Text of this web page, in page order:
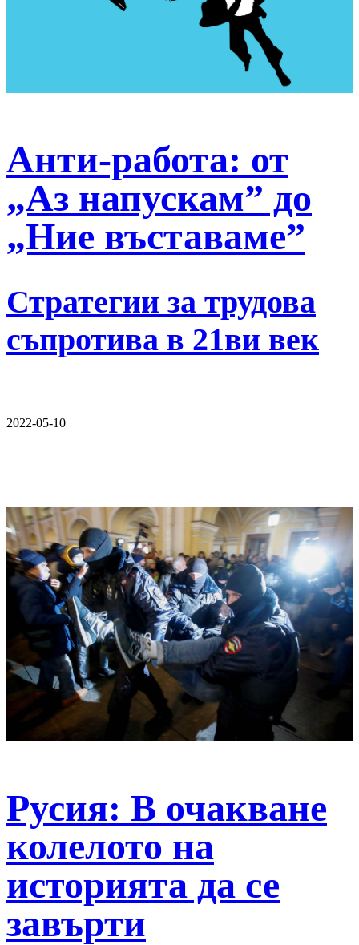
Анти-работа: от
„Аз напускам” до
„Ние въставаме”
Стратегии за трудова
съпротива в 21ви век
2022-05-10
Русия: В очакване
колелото на
историята да се
завърти